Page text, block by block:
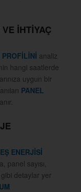
İHTİYAÇ
analiz
hangi saatlerde
uygun bir
PANEL
ENERJİSİ
panel sayısı,
detaylar yer